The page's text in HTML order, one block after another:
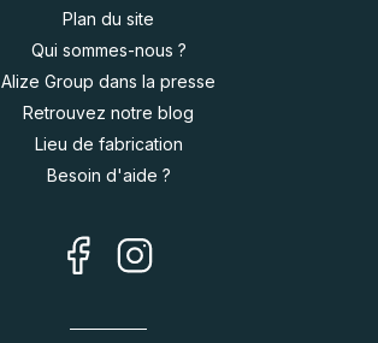
Plan du site
Qui sommes-nous ?
Alize Group dans la presse
Retrouvez notre blog
Lieu de fabrication
Besoin d'aide ?